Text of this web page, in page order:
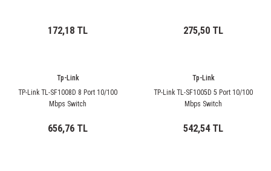
172,18 TL 275,50 TL
Tp-Link
TP-Link TL-SF1008D 8 Port 10/100
Mbps Switch
656,76 TL
Tp-Link
TP-Link TL-SF1005D 5 Port 10/100
Mbps Switch
542,54 TL